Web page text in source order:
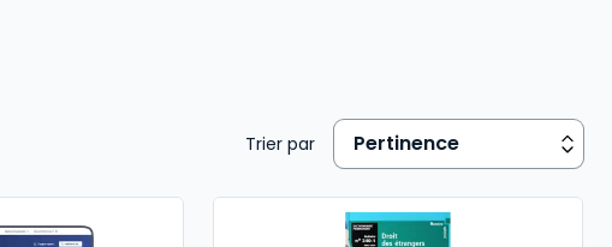
Trier par